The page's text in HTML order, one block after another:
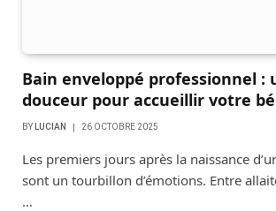
Bain enveloppé professionnel :
douceur pour accueillir votre
BY LUCIAN 26 OCTOBRE 2025
Les premiers jours après la naissance
sont un tourbillon d’émotions. Entre
…